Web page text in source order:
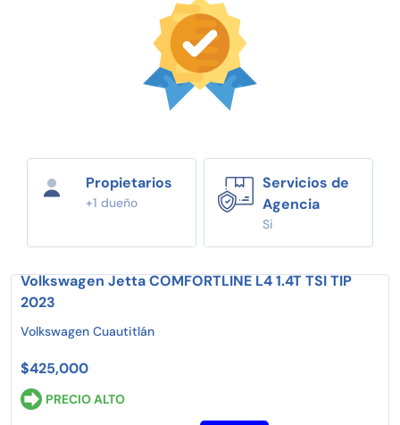
Propietarios
+1 dueño
Servicios de
Agencia
Si
Volkswagen Jetta COMFORTLINE L4 1.4T TSI TIP
2023
Volkswagen Cuautitlán
$425,000
PRECIO ALTO